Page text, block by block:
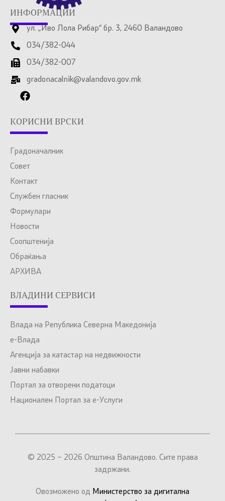
ИНФОРМАЦИИ
ул. „Иво Лола Рибар“ бр. 3, 2460 Валандово
034/382-044
034/382-007
gradonacalnik@valandovo.gov.mk
КОРИСНИ ВРСКИ
Градоначалник
Совет
Контакт
Службен гласник
Формулари
Новости
Соопштенија
Обраќања
АРХИВА
ВЛАДИНИ СЕРВИСИ
Влада на Република Северна Македонија
е-Влада
Агенција за катастар на недвижности
Јавни набавки
Портал за отворени податоци
Национален Портал за е-Услуги
© 2025 – 2026 Општина Валандово. Сите права
задржани.
Овозможено од Министерство за дигитална